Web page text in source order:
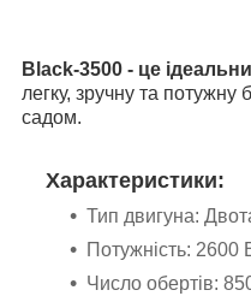
Характеристики:
Тип двигуна:
Потужність: 2600
Число обертів:
Black-3500 - це
легку, зручну та потужну
садом.